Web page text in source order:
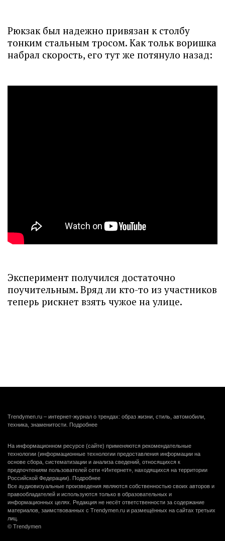
Рюкзак был надежно привязан к столбу
тонким стальным тросом. Как тольк воришка
набрал скорость, его тут же потянуло назад:
Эксперимент получился достаточно
поучительным. Вряд ли кто-то из участников
теперь рискнет взять чужое на улице.
Trendymen.ru – интернет-журнал о трендах: образ жизни, стиль, автомобили,
техника, знаменитости. Подробнее
На информационном ресурсе (сайте) применяются рекомендательные
технологии (информационные технологии предоставления информации на
основе сбора, систематизации и анализа сведений, относящихся к
предпочтениям пользователей сети «Интернет», находящихся на территории
Российской Федерации). Подробнее
Все аудиовизуальные произведения являются собственностью своих авторов и
правообладателей и используются только в образовательных и
информационных целях. Редакция не несёт ответственности за содержание
материалов, заимствованных с Trendymen.ru и размещённых на сайтах третьих
лиц.
© Trendymen